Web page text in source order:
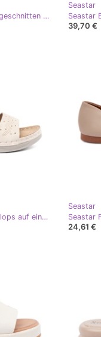
Seastar Light -Bege bequem geschnitten -out Flip Flops beige
Seastar
39,70 €
Seastar Leichte leichte Flip -Flops auf einem niedrigen Keil beige
Seastar
24,61 €